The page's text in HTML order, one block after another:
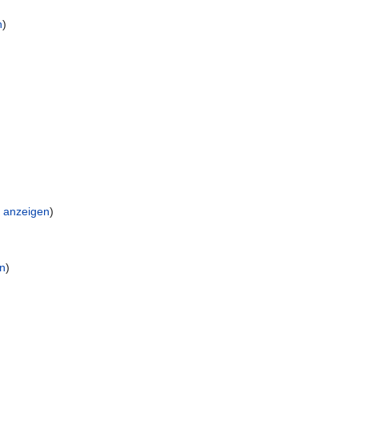
)
anzeigen)
)